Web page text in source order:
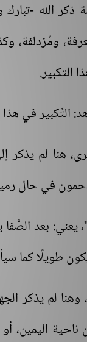
ذكر الله -
ومُزدلفة،
التكبير.
التَّكبير في
هنا لم
في حال
بعد الصَّفا
طويلًا كما
لم يذكر
اليمين،